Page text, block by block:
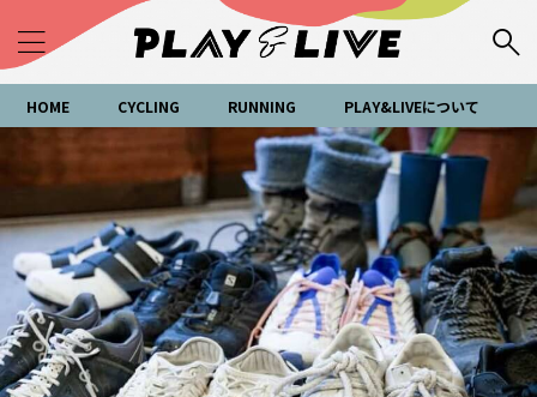
HOME CYCLING RUNNING PLAY&LIVEについて